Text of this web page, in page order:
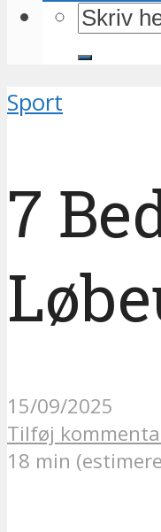
Sport
7
15/09/2025
Tilføj
18 min